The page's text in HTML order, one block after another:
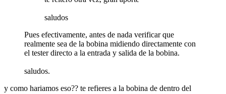
saludos
Pues efectivamente, antes de nada verificar que
realmente sea de la bobina midiendo directamente con
el tester directo a la entrada y salida de la bobina.
saludos.
y como hariamos eso?? te refieres a la bobina de dentro del